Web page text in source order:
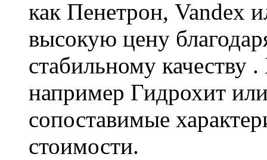
как Пенетрон, Vandex
высокую цену
стабильному качеству
например Гидрохит
сопоставимые
стоимости.